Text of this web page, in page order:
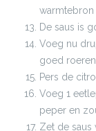
warmtebron
De saus is
Voeg nu
goed
Pers de
Voeg 1
peper en
Zet de